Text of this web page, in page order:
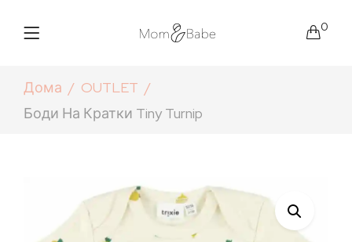
0
Дома
OUTLET
Боди На Кратки Tiny Turnip